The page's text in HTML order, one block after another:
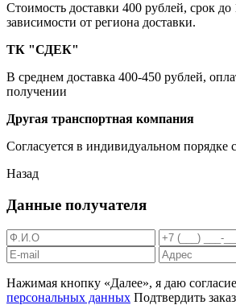
Cтоимость доставки 400 рублей, срок до
зависимости от региона доставки.
ТК "СДЕК"
В среднем доставка 400-450 рублей,
получении
Другая транспортная компания
Согласуется в индивидуальном порядке
Назад
Данные получателя
Нажимая кнопку «Далее», я даю
персональных данных Подтвердить заказ